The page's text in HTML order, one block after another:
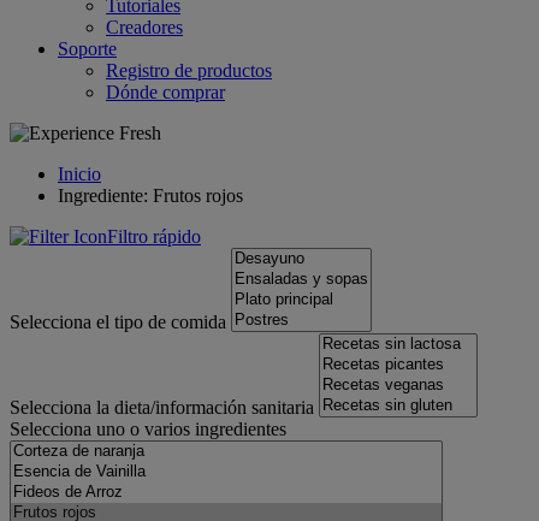
Tutoriales
Creadores
Soporte
Registro de productos
Dónde comprar
Inicio
Ingrediente: Frutos rojos
Filtro rápido
Selecciona el tipo de comida
Selecciona la dieta/información sanitaria
Selecciona uno o varios ingredientes